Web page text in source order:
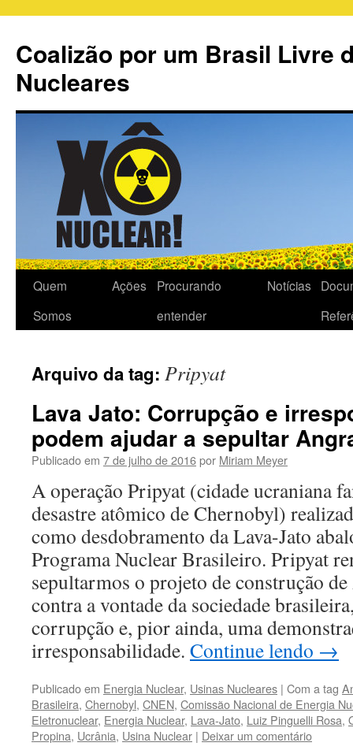
Coalizão por um Brasil Livre
Nucleares
Quem
Somos
Ações
Procurando
entender
Notícias
Arquivo da tag: Pripyat
Lava Jato: Corrupção e
podem ajudar a sepultar
Publicado em 7 de julho de 2016por Miriam Meyer
A operação Pripyat (cidade ucraniana
desastre atômico de Chernobyl)
como desdobramento da Lava-Jato
Programa Nuclear Brasileiro. Pripyat
sepultarmos o projeto de construção
contra a vontade da sociedade
corrupção e, pior ainda, uma
irresponsabilidade. Continue lendo →
Publicado em Energia Nuclear, Usinas Nucleares | Com a tag
Brasileira, Chernobyl, CNEN, Comissão Nacional de Energia
Eletronuclear, Energia Nuclear, Lava-Jato, Luiz Pinguelli Rosa,
Propina, Ucrânia, Usina Nuclear | Deixar um comentário